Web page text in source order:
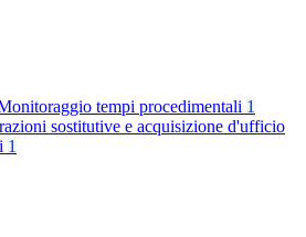
tempi procedimentali 1
sostitutive e acquisizione d'ufficio
1